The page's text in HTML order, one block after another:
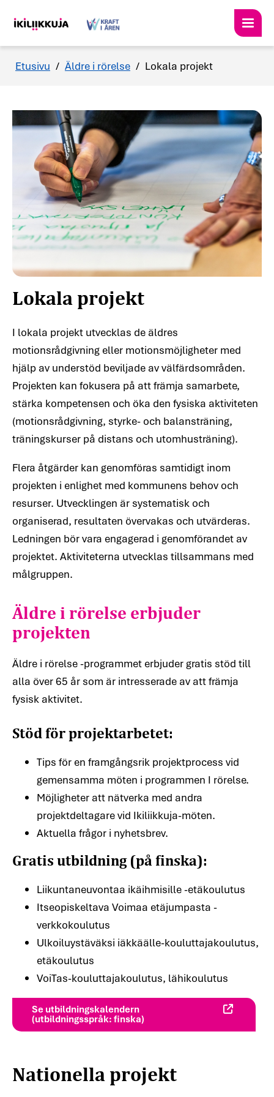
Etusivu / Äldre i rörelse / Lokala projekt
Lokala projekt
I lokala projekt utvecklas de äldres
motionsrådgivning eller motionsmöjligheter med
hjälp av understöd beviljade av välfärdsområden.
Projekten kan fokusera på att främja samarbete,
stärka kompetensen och öka den fysiska aktiviteten
(motionsrådgivning, styrke- och balansträning,
träningskurser på distans och utomhusträning).
Flera åtgärder kan genomföras samtidigt inom
projekten i enlighet med kommunens behov och
resurser. Utvecklingen är systematisk och
organiserad, resultaten övervakas och utvärderas.
Ledningen bör vara engagerad i genomförandet av
projektet. Aktiviteterna utvecklas tillsammans med
målgruppen.
Äldre i rörelse erbjuder
projekten
Äldre i rörelse -programmet erbjuder gratis stöd till
alla över 65 år som är intresserade av att främja
fysisk aktivitet.
Stöd för projektarbetet:
Tips för en framgångsrik projektprocess vid
gemensamma möten i programmen I rörelse.
Möjligheter att nätverka med andra
projektdeltagare vid Ikiliikkuja-möten.
Aktuella frågor i nyhetsbrev.
Gratis utbildning(på finska):
Liikuntaneuvontaa ikäihmisille -etäkoulutus
Itseopiskeltava Voimaa etäjumpasta -
verkkokoulutus
Ulkoiluystäväksi iäkkäälle-kouluttajakoulutus,
etäkoulutus
VoiTas-kouluttajakoulutus, lähikoulutus
Se utbildningskalendern
(utbildningsspråk: finska)
Nationella projekt